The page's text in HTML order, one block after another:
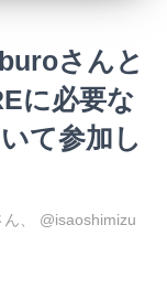
さんと
に必要な
て参加し
、 @isaoshimizu